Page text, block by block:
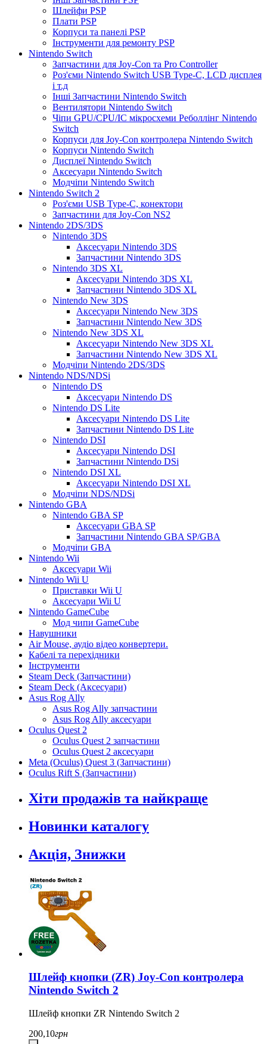
Шлейфи PSP
Плати PSP
Корпуси та панелі PSP
Інструменти для ремонту PSP
Nintendo Switch
Запчастини для Joy-Con та Pro Controller
Роз'єми Nintendo Switch USB Type-C, LCD дисплея
і т.д
Інші Запчастини Nintendo Switch
Вентилятори Nintendo Switch
Чіпи GPU/CPU/IC мікросхеми Реболлінг Nintendo
Switch
Корпуси для Joy-Con контролера Nintendo Switch
Корпуси Nintendo Switch
Дисплеї Nintendo Switch
Аксесуари Nintendo Switch
Модчіпи Nintendo Switch
Nintendo Switch 2
Роз'єми USB Type-C, конектори
Запчастини для Joy-Con NS2
Nintendo 2DS/3DS
Nintendo 3DS
Аксесуари Nintendo 3DS
Запчастини Nintendo 3DS
Nintendo 3DS XL
Аксесуари Nintendo 3DS XL
Запчастини Nintendo 3DS XL
Nintendo New 3DS
Аксесуари Nintendo New 3DS
Запчастини Nintendo New 3DS
Nintendo New 3DS XL
Аксесуари Nintendo New 3DS XL
Запчастини Nintendo New 3DS XL
Модчіпи Nintendo 2DS/3DS
Nintendo NDS/NDSi
Nintendo DS
Аксесуари Nintendo DS
Nintendo DS Lite
Аксесуари Nintendo DS Lite
Запчастини Nintendo DS Lite
Nintendo DSI
Аксесуари Nintendo DSI
Запчастини Nintendo DSi
Nintendo DSI XL
Аксесуари Nintendo DSI XL
Модчіпи NDS/NDSi
Nintendo GBA
Nintendo GBA SP
Аксесуари GBA SP
Запчастини Nintendo GBA SP/GBA
Модчіпи GBA
Nintendo Wii
Аксесуари Wii
Nintendo Wii U
Приставки Wii U
Аксесуари Wii U
Nintendo GameCube
Мод чипи GameCube
Навушники
Air Mouse, аудіо відео конвертери.
Кабелі та перехідники
Інструменти
Steam Deck (Запчастини)
Steam Deck (Аксесуари)
Asus Rog Ally
Asus Rog Ally запчастини
Asus Rog Ally аксесуари
Oculus Quest 2
Oculus Quest 2 запчастини
Oculus Quest 2 аксесуари
Meta (Oculus) Quest 3 (Запчастини)
Oculus Rift S (Запчастини)
Хіти продажів та найкраще
Новинки каталогу
Акція, Знижки
Шлейф кнопки (ZR) Joy-Con контролера
Nintendo Switch 2
Шлейф кнопки ZR Nintendo Switch 2
200,10грн